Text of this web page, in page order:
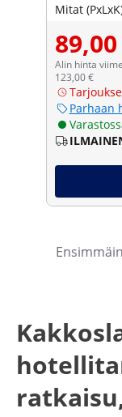
Mitat
Alin hinta
123,00 €
Parhaan